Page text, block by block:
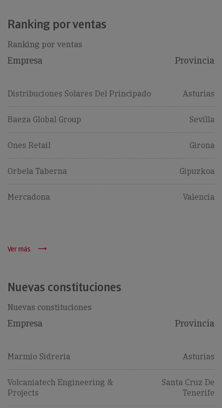
Ranking por ventas
Ranking por ventas
Empresa Provincia
Distribuciones Solares Del Principado Asturias
Baeza Global Group Sevilla
Ones Retail Girona
Orbela Taberna Gipuzkoa
Mercadona Valencia
Ver más
Nuevas constituciones
Nuevas constituciones
Empresa Provincia
Marmio Sidreria Asturias
Volcaniatech Engineering &
Projects
Santa Cruz De
Tenerife